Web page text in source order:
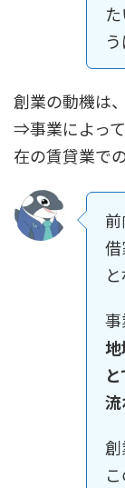
創業の動機は
⇒事業によっ
在の賃貸業で
事
流